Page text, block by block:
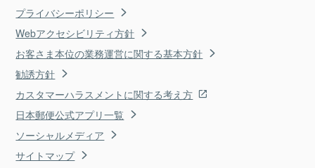
プライバシーポリシー
Webアクセシビリティ方針
お客さま本位の業務運営に関する基本方針
勧誘方針
カスタマーハラスメントに関する考え方
日本郵便公式アプリ一覧
ソーシャルメディア
サイトマップ